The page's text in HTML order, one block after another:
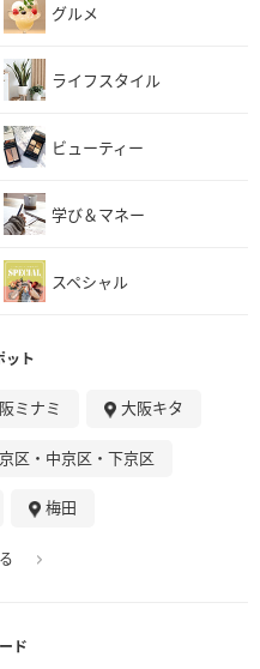
グルメ
ライフスタイル
ビューティー
学び＆マネー
スペシャル
ット
ミナミ 大阪キタ
京区・中京区・下京区
梅田
ド